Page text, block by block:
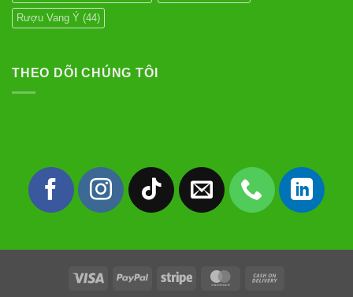
Rượu Vang Ý (44)
THEO DÕI CHÚNG TÔI
Visa PayPal Stripe MasterCard